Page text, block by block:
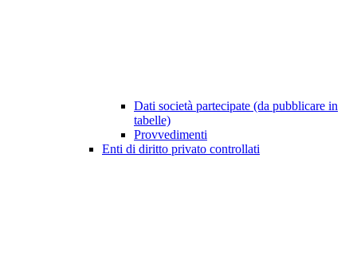
Dati società partecipate (da pubblicare in
tabelle)
Provvedimenti
Enti di diritto privato controllati